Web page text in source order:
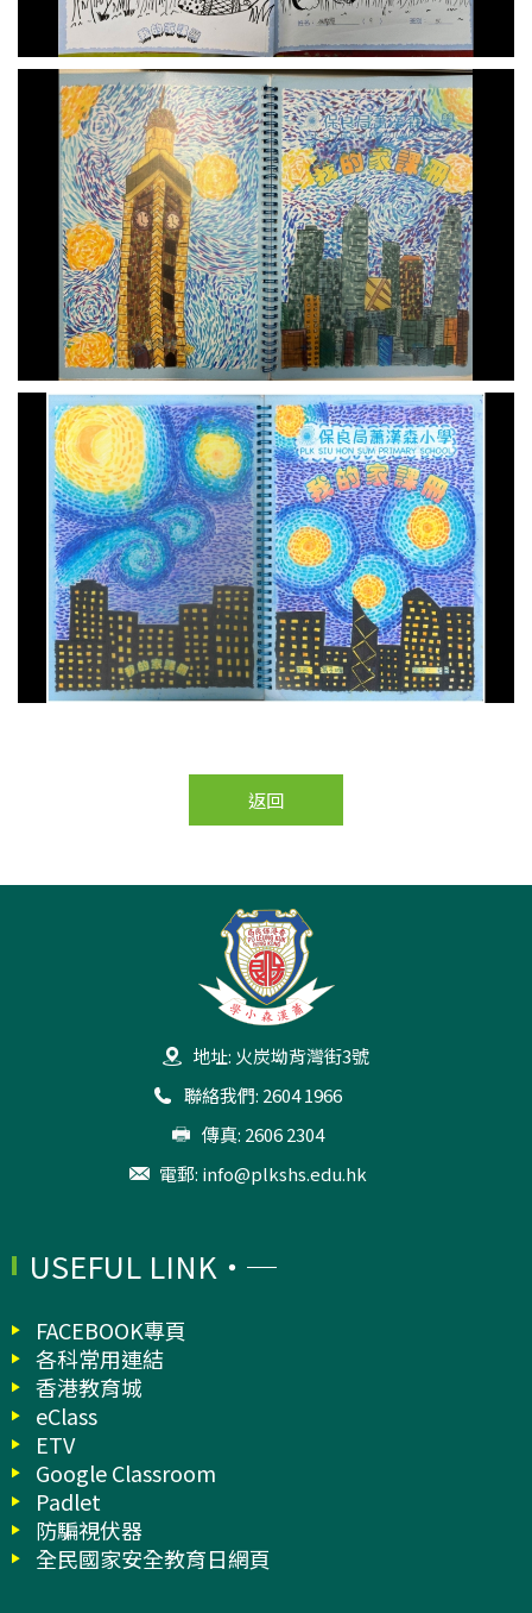
返回
地址: 火炭坳背灣街3號
聯絡我們: 2604 1966
傳真: 2606 2304
電郵: info@plkshs.edu.hk
USEFUL LINK
FACEBOOK專頁
各科常用連結
香港教育城
eClass
ETV
Google Classroom
Padlet
防騙視伏器
全民國家安全教育日網頁